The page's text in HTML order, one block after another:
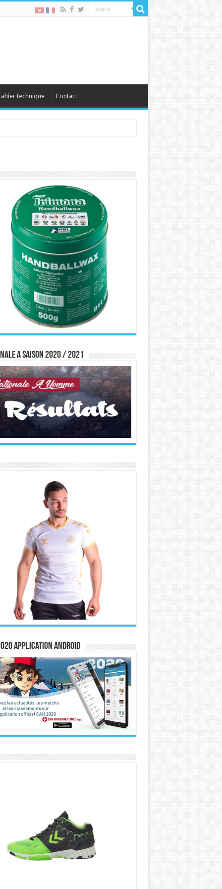
technique Contact
A saison 2020 / 2021
Application Android